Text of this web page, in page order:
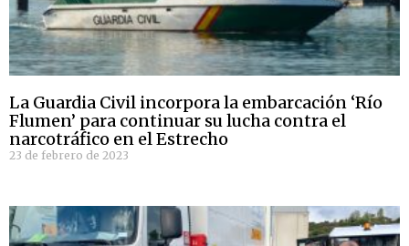
La Guardia Civil incorpora la embarcación ‘Río
Flumen’ para continuar su lucha contra el
narcotráfico en el Estrecho
23 de febrero de 2023